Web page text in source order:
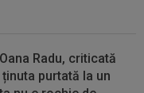
Oana Radu, criticată
purtată la un